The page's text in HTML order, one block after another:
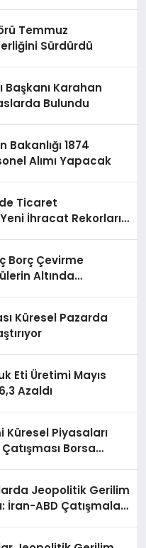
Temmuz
Sürdürdü
Başkanı Karahan
Bulundu
Bakanlığı 1874
Alımı Yapacak
Ticaret
İhracat Rekorları
Borç Çevirme
Altında
Küresel Pazarda
Eti Üretimi Mayıs
Azaldı
Küresel Piyasaları
Borsa
Jeopolitik Gerilim
İran-ABD Çatışmaları